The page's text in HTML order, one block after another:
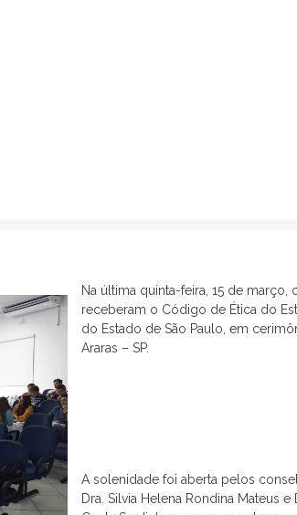
Na última quinta-feira, 15 de
receberam o Código de Ética do
do Estado de São Paulo, em
Araras – SP.
A solenidade foi aberta pelos
Dra. Silvia Helena Rondina Mateus